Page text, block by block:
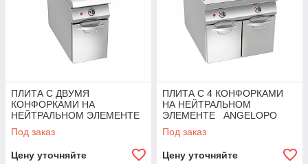
ПЛИТА С ДВУМЯ
КОНФОРКАМИ НА
НЕЙТРАЛЬНОМ ЭЛЕМЕНТЕ
ANGELOPO
Под заказ
Цену уточняйте
ПЛИТА С 4 КОНФОРКАМИ
НА НЕЙТРАЛЬНОМ
ЭЛЕМЕНТЕ ANGELOPO
Под заказ
Цену уточняйте